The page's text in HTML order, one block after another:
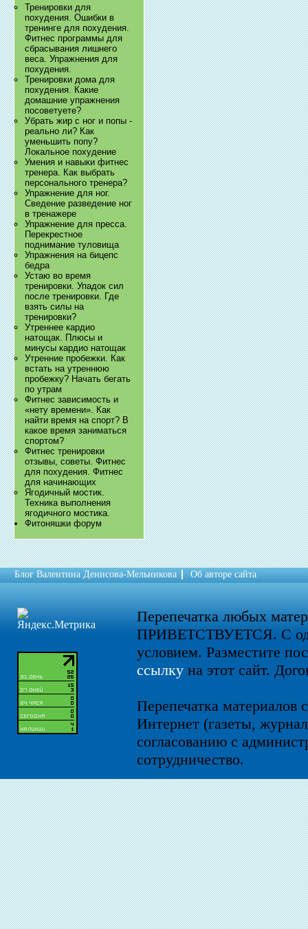
Тренировки для
похудения. Ошибки в
тренинге для похудения.
Фитнес программы для
сбрасывания лишнего
веса. Упражнения для
похудения.
Тренировки дома для
похудения. Какие
домашние упражнения
посоветуете?
Убрать жир с ног и попы -
реально ли? Как
уменьшить попу?
Локальное похудение
Умения и навыки фитнес
тренера. Как выбрать
персонального тренера?
Упражнение для ног.
Сведение разведение ног
в тренажере
Упражнение для пресса.
Перекрестное
поднимание туловища
Упражнения на бицепс
бедра
Устаю во время
тренировки. Упадок сил
после тренировки. Где
взять силы на
тренировки?
Утреннее кардио
натощак. Плюсы и
минусы кардио натощак
Утренние пробежки. Как
встать на утреннюю
пробежку? Начать бегать
по утрам
Фитнес зависимость и
«нету времени». Как
найти время на спорт? В
какое время заниматься
спортом?
Фитнес тренировки
отзывы, советы. Фитнес
для похудения. Фитнес
для начинающих
Ягодичный мостик.
Техника выполнения
ягодичного мостика.
Фитоняшки форум
Блог Валентина Денисова-Мельникова Об авторе сайта
Перепечатка любых
ПРИВЕТСТВУЕТСЯ. С
условием. Разместите
ссылкуна этот сайт.
Перепечатка материалов
Интернет (газеты,
согласованию с
сотрудничество.